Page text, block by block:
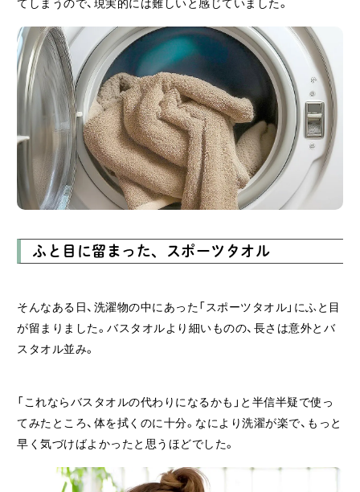
てしまうので、現実的には難しいと感じていました。
ふと目に留まった、スポーツタオル
そんなある日、洗濯物の中にあった「スポーツタオル」にふと目
が留まりました。バスタオルより細いものの、長さは意外とバ
スタオル並み。
「これならバスタオルの代わりになるかも」と半信半疑で使っ
てみたところ、体を拭くのに十分。なにより洗濯が楽で、もっと
早く気づけばよかったと思うほどでした。